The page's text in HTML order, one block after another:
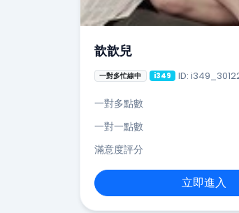
歆歆兒
一對多忙線中 i349 ID:
一對多點數
一對一點數
滿意度評分
立即進入